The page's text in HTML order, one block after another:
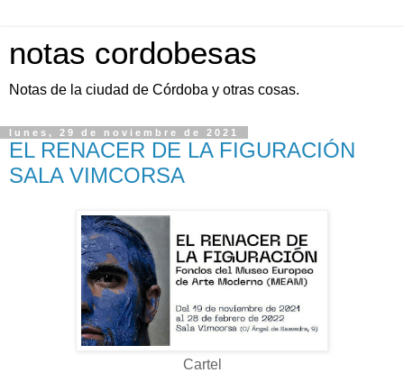
notas cordobesas
Notas de la ciudad de Córdoba y otras cosas.
lunes, 29 de noviembre de 2021
EL RENACER DE LA FIGURACIÓN
SALA VIMCORSA
Cartel